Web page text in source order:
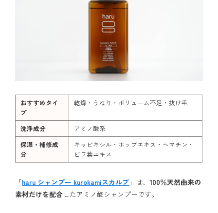
おすすめタイ
プ
乾燥・うねり・ボリューム不足・抜け毛
洗浄成分
アミノ酸系
保湿・補修成
分
キャピキシル・ホップエキス・ヘマチン・
ビワ葉エキス
「haru シャンプー kurokamiスカルプ 」は、100％天然由来の
素材だけを配合 したアミノ酸シャンプーです。